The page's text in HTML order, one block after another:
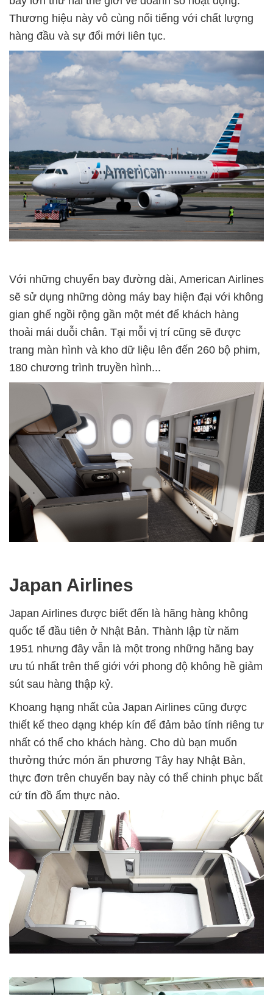
Thương hiệu này vô cùng nổi tiếng với chất lượng
hàng đầu và sự đổi mới liên tục.
Với những chuyến bay đường dài, American Airlines
sẽ sử dụng những dòng máy bay hiện đại với không
gian ghế ngồi rộng gần một mét để khách hàng
thoải mái duỗi chân. Tại mỗi vị trí cũng sẽ được
trang màn hình và kho dữ liệu lên đến 260 bộ phim,
180 chương trình truyền hình...
Japan Airlines
Japan Airlines được biết đến là hãng hàng không
quốc tế đầu tiên ở Nhật Bản. Thành lập từ năm
1951 nhưng đây vẫn là một trong những hãng bay
ưu tú nhất trên thế giới với phong độ không hề giảm
sút sau hàng thập kỷ.
Khoang hạng nhất của Japan Airlines cũng được
thiết kế theo dạng khép kín để đảm bảo tính riêng tư
nhất có thể cho khách hàng. Cho dù bạn muốn
thưởng thức món ăn phương Tây hay Nhật Bản,
thực đơn trên chuyến bay này có thể chinh phục bất
cứ tín đồ ẩm thực nào.